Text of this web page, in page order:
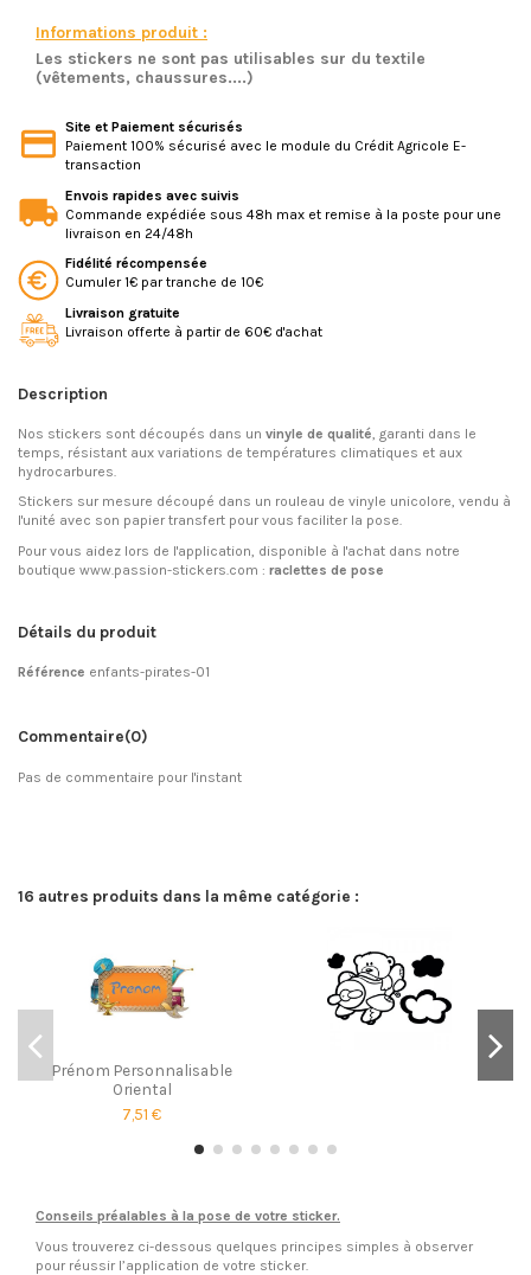
Informations produit :
Les stickers ne sont pas utilisables sur du textile
(vêtements, chaussures....)
Site et Paiement sécurisés
Paiement 100% sécurisé avec le module du Crédit Agricole E-
transaction
Envois rapides avec suivis
Commande expédiée sous 48h max et remise à la poste pour une
livraison en 24/48h
Fidélité récompensée
Cumuler 1€ par tranche de 10€
Livraison gratuite
Livraison offerte à partir de 60€ d'achat
Description
Nos stickers sont découpés dans un vinyle de qualité , garanti dans le
temps, résistant aux variations de températures climatiques et aux
hydrocarbures.
Stickers sur mesure découpé dans un rouleau de vinyle unicolore, vendu à
l'unité avec son papier transfert pour vous faciliter la pose.
Pour vous aidez lors de l'application, disponible à l'achat dans notre
boutique www.passion-stickers.com : raclettes de pose
Détails du produit
Référence enfants-pirates-01
Commentaire(0)
Pas de commentaire pour l'instant
16 autres produits dans la même catégorie :
Prénom Personnalisable
Oriental
7,51 €
Conseils préalables à la pose de votre sticker.
Vous trouverez ci-dessous quelques principes simples à observer
pour réussir l’application de votre sticker.